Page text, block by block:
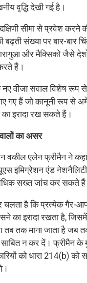
वृद्धि देखी गई है।
सीमा से प्रवेश करने
बढ़ती संख्या पर बार-बार
और मैक्सिको जैसे
हैं।
नए वीजा सवाल विशेष रूप
गए हैं जो कानूनी रूप से
इरादा रख सकते हैं।
का असर
वकील एलेन फ्रीमैन ने
इमिग्रेशन एंड नेशनैलिटी
सख्त जांच कर सकते
चलता है कि प्रत्येक गैर-
का इरादा रखता है,
तब तक माना जाता है जब
न कर दें। फ्रीमैन के
को धारा 214(b) को